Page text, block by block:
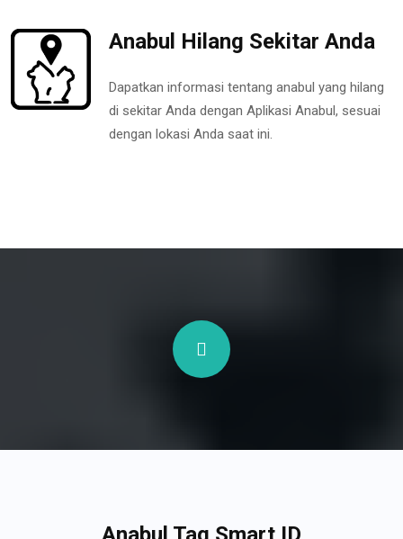
Anabul Hilang Sekitar Anda
Dapatkan informasi tentang anabul yang hilang
di sekitar Anda dengan Aplikasi Anabul, sesuai
dengan lokasi Anda saat ini.